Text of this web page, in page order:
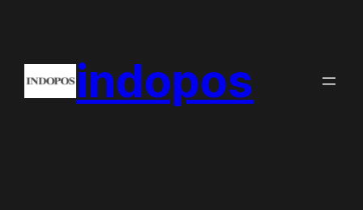
content
indopos